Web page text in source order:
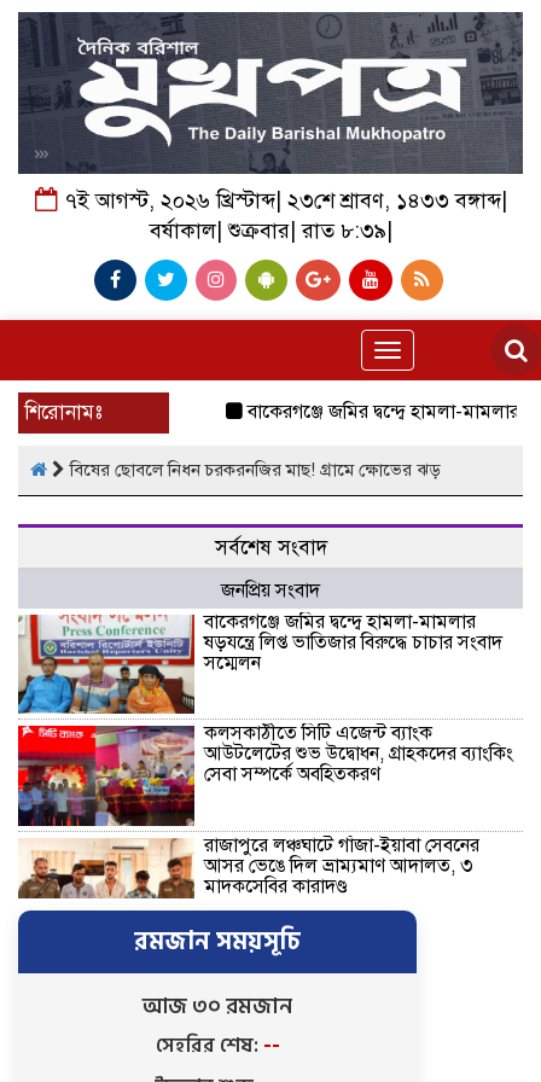
৭ই আগস্ট, ২০২৬ খ্রিস্টাব্দ| ২৩শে শ্রাবণ, ১৪৩৩ বঙ্গাব্দ|
বর্ষাকাল| শুক্রবার| রাত ৮:৩৯|
Toggle
navigation
শিরোনামঃ বাকেরগঞ্জে জমির দ্বন্দ্বে হামলা-মামলার
বিষের ছোবলে নিধন চরকরনজির মাছ! গ্রামে ক্ষোভের ঝড়
সর্বশেষ সংবাদ
জনপ্রিয় সংবাদ
বাকেরগঞ্জে জমির দ্বন্দ্বে হামলা-মামলার
ষড়যন্ত্রে লিপ্ত ভাতিজার বিরুদ্ধে চাচার সংবাদ
সম্মেলন
কলসকাঠীতে সিটি এজেন্ট ব্যাংক
আউটলেটের শুভ উদ্বোধন, গ্রাহকদের ব্যাংকিং
সেবা সম্পর্কে অবহিতকরণ
রাজাপুরে লঞ্চঘাটে গাঁজা-ইয়াবা সেবনের
আসর ভেঙে দিল ভ্রাম্যমাণ আদালত, ৩
মাদকসেবির কারাদণ্ড
নিখোঁজ ভিকটিমের সন্ধান মেলেনি …
ট্রাইব্যুনালে প্রশ্নবিদ্ধ চার্জশিট দেয়ায়
পিবিআই’র তদন্তকারী কর্মকর্তাকে শোকজ সহ
সিআইডিকে তদন্তের নির্দেশ
রমজান সময়সূচি
আজ ৩০ রমজান
সেহরির শেষ: --